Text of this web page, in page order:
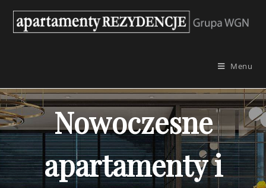
content
Menu
Nowoczesne
apartamenty i